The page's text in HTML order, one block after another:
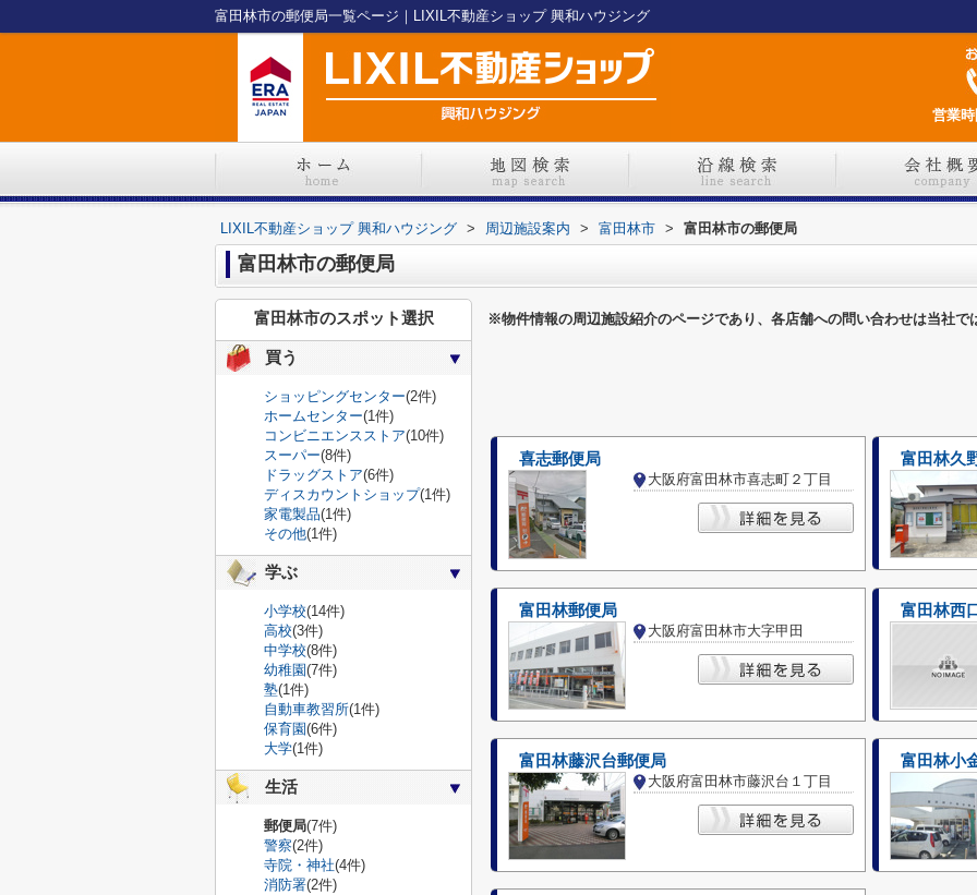
富田林市の郵便局一覧ページ｜LIXIL不動産ショップ 興和ハウジング
営業
LIXIL不動産ショップ 興和ハウジング > 周辺施設案内 > 富田林市 > 富田林市の郵便局
富田林市の郵便局
※物件情報の周辺施設紹介のページであり、各店舗への問い合わせは当社で
喜志郵便局
大阪府富田林市喜志町２丁目
富田林久
富田林郵便局
大阪府富田林市大字甲田
富田林西
富田林藤沢台郵便局
大阪府富田林市藤沢台１丁目
富田林小
富田林市のスポット選択
買う
ショッピングセンター(2件)
ホームセンター(1件)
コンビニエンスストア(10件)
スーパー(8件)
ドラッグストア(6件)
ディスカウントショップ(1件)
家電製品(1件)
その他(1件)
学ぶ
小学校(14件)
高校(3件)
中学校(8件)
幼稚園(7件)
塾(1件)
自動車教習所(1件)
保育園(6件)
大学(1件)
生活
郵便局(7件)
警察(2件)
寺院・神社(4件)
消防署(2件)